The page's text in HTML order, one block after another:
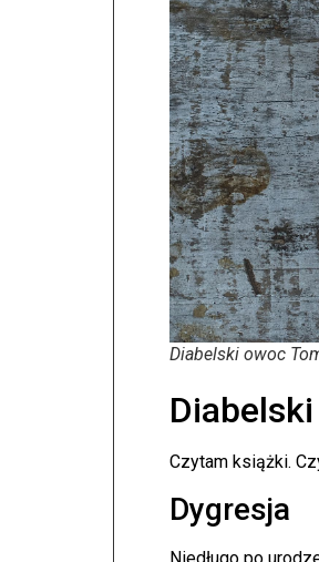
Diabelski owoc
Czytam książki.
Dygresja